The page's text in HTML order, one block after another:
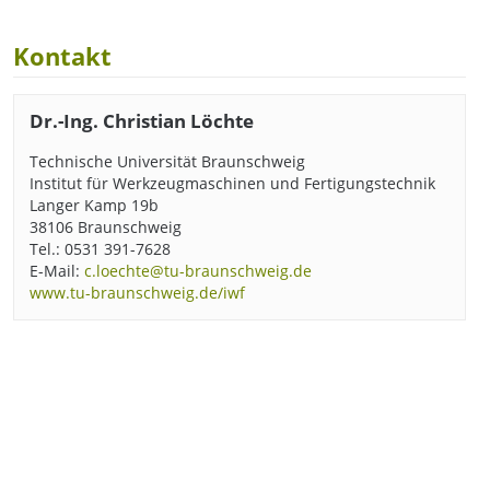
Kontakt
Dr.-Ing. Christian Löchte
Technische Universität Braunschweig
Institut für Werkzeugmaschinen und Fertigungstechnik
Langer Kamp 19b
38106 Braunschweig
Tel.: 0531 391-7628
E-Mail:c.loechte@tu-braunschweig.de
www.tu-braunschweig.de/iwf